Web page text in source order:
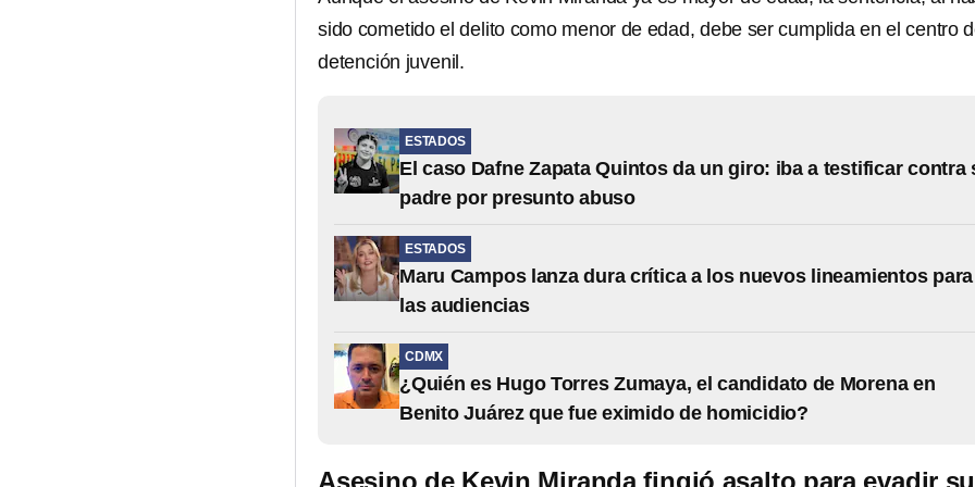
sido cometido el delito como menor de edad, debe ser cumplida en el centro
detención juvenil.
ESTADOS
El caso Dafne Zapata Quintos da un giro: iba a testificar contra
padre por presunto abuso
ESTADOS
Maru Campos lanza dura crítica a los nuevos lineamientos para
las audiencias
CDMX
¿Quién es Hugo Torres Zumaya, el candidato de Morena en
Benito Juárez que fue eximido de homicidio?
Asesino de Kevin Miranda fingió asalto para evadir su